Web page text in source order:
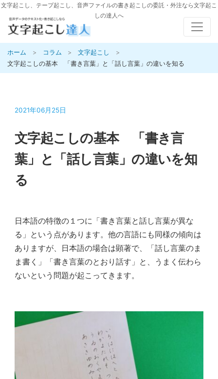
コ
へ
文字起こし、テープ起こし、音声ファイルの書き起こしの委託・外注なら文字起こ
しの達人へ
ホーム > コラム > 文字起こし
>
文字起こしの基本 「書き言葉」と「話し言葉」の違いを知る
2021年06月25日
文字起こしの基本 「書き言
葉」と「話し言葉」の違いを知
る
日本語の特徴の１つに「書き言葉と話し言葉が異な
る」という点があります。他の言語にも同様の傾向は
ありますが、日本語の場合は顕著で、「話し言葉のま
ま書く」「書き言葉のとおり話す」と、うまく伝わら
ないという問題が起こってきます。